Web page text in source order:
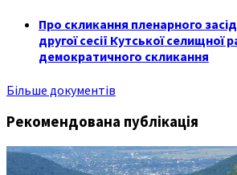
Про скликання пленарного
другої сесії Кутської селищної
демократичного скликання
Більше документів
Рекомендована публікація